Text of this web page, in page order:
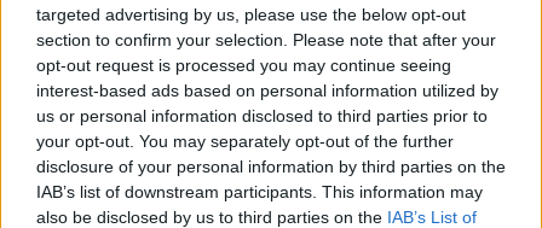
targeted advertising by us, please use the below opt-out
section to confirm your selection. Please note that after your
opt-out request is processed you may continue seeing
interest-based ads based on personal information utilized by
us or personal information disclosed to third parties prior to
your opt-out. You may separately opt-out of the further
disclosure of your personal information by third parties on the
IAB’s list of downstream participants. This information may
also be disclosed by us to third parties on the IAB’s List of
23:55- Destinația turistică mortală: locul din
Europa unde peste o sută de turiști își pierd viața
în fiecare an
23:46-Fermierii francezi schimbă culturile din
cauza secetei. Năutul și lintea câștigă teren în
Alsacia